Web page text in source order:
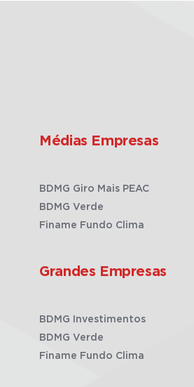
Médias Empresas
BDMG Giro Mais PEAC
BDMG Verde
Finame Fundo Clima
Grandes Empresas
BDMG Investimentos
BDMG Verde
Finame Fundo Clima